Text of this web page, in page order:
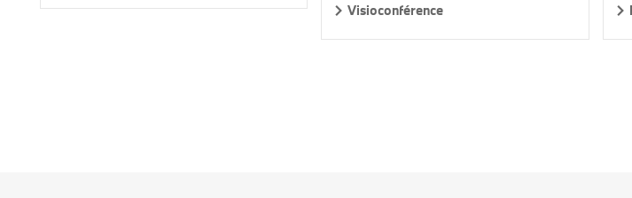
Visioconférence